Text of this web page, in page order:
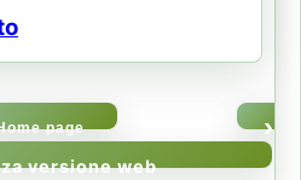
›
page
versione web